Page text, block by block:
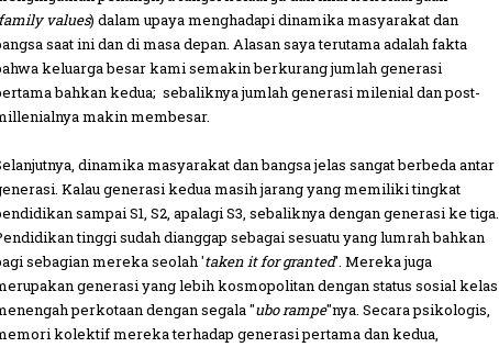
values) dalam upaya menghadapi dinamika masyarakat dan
saat ini dan di masa depan. Alasan saya terutama adalah fakta
keluarga besar kami semakin berkurang jumlah generasi
bahkan kedua; sebaliknya jumlah generasi milenial dan post-
makin membesar.
dinamika masyarakat dan bangsa jelas sangat berbeda antar
Kalau generasi kedua masih jarang yang memiliki tingkat
sampai S1, S2, apalagi S3, sebaliknya dengan generasi ke tiga.
tinggi sudah dianggap sebagai sesuatu yang lumrah bahkan
sebagian mereka seolah 'taken it for granted'. Mereka juga
generasi yang lebih kosmopolitan dengan status sosial kelas
perkotaan dengan segala "ubo rampe"nya. Secara psikologis,
kolektif mereka terhadap generasi pertama dan kedua,